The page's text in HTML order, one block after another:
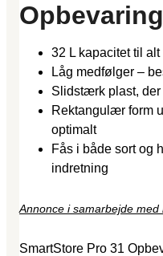
32 L kapacitet til
Låg medfølger –
Slidstærk plast,
Rektangulær form
optimalt
Fås i både sort og
indretning
Annonce i samarbejde med
SmartStore Pro 31